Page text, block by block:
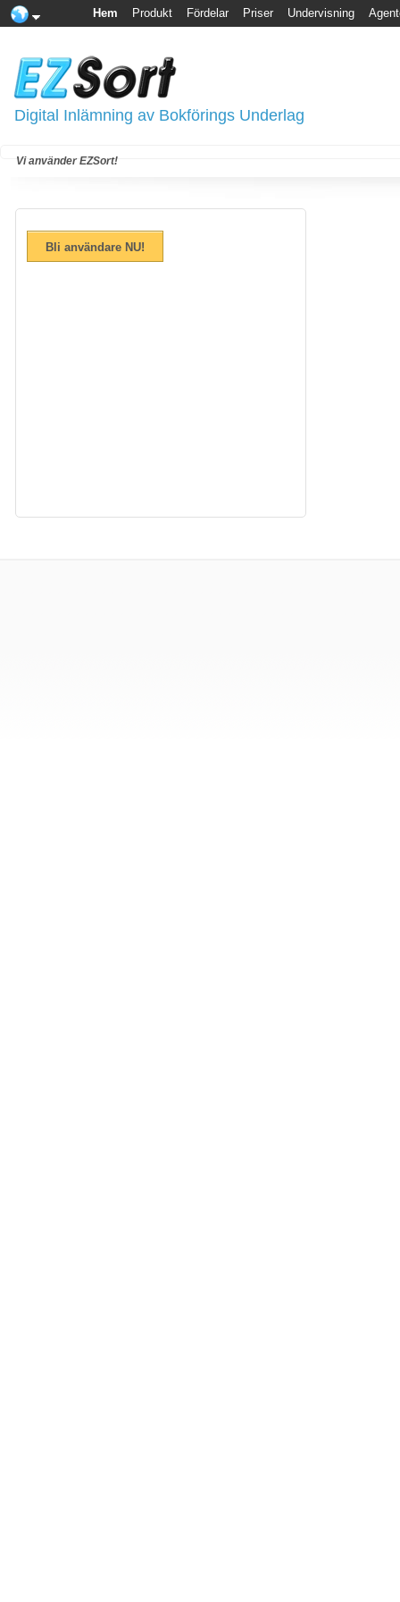
Hem Produkt Fördelar Priser Undervisning
Digital Inlämning av Bokförings Underlag
Vi använder EZSort!
Bli användare NU!